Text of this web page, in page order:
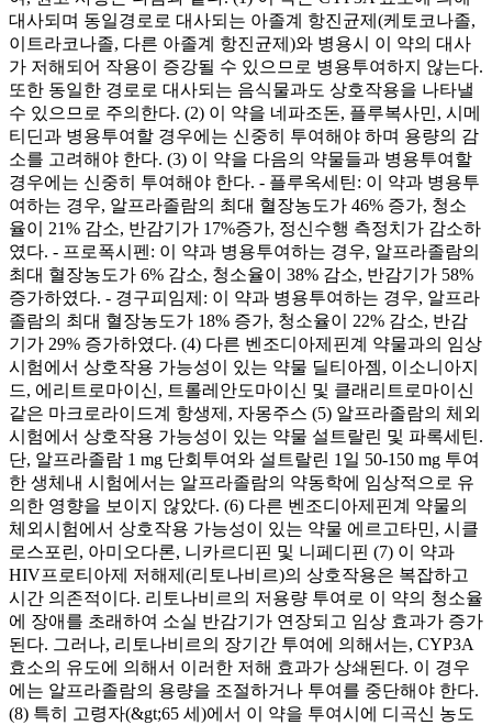
대사되며 동일경로로 대사되는 아졸계 항진균제(케토코나졸,
이트라코나졸, 다른 아졸계 항진균제)와 병용시 이 약의 대사
가 저해되어 작용이 증강될 수 있으므로 병용투여하지 않는다.
또한 동일한 경로로 대사되는 음식물과도 상호작용을 나타낼
수 있으므로 주의한다. (2) 이 약을 네파조돈, 플루복사민, 시메
티딘과 병용투여할 경우에는 신중히 투여해야 하며 용량의 감
소를 고려해야 한다. (3) 이 약을 다음의 약물들과 병용투여할
경우에는 신중히 투여해야 한다. - 플루옥세틴: 이 약과 병용투
여하는 경우, 알프라졸람의 최대 혈장농도가 46% 증가, 청소
율이 21% 감소, 반감기가 17%증가, 정신수행 측정치가 감소하
였다. - 프로폭시펜: 이 약과 병용투여하는 경우, 알프라졸람의
최대 혈장농도가 6% 감소, 청소율이 38% 감소, 반감기가 58%
증가하였다. - 경구피임제: 이 약과 병용투여하는 경우, 알프라
졸람의 최대 혈장농도가 18% 증가, 청소율이 22% 감소, 반감
기가 29% 증가하였다. (4) 다른 벤조디아제핀계 약물과의 임상
시험에서 상호작용 가능성이 있는 약물 딜티아젬, 이소니아지
드, 에리트로마이신, 트롤레안도마이신 및 클래리트로마이신
같은 마크로라이드계 항생제, 자몽주스 (5) 알프라졸람의 체외
시험에서 상호작용 가능성이 있는 약물 설트랄린 및 파록세틴.
단, 알프라졸람 1 mg 단회투여와 설트랄린 1일 50-150 mg 투여
한 생체내 시험에서는 알프라졸람의 약동학에 임상적으로 유
의한 영향을 보이지 않았다. (6) 다른 벤조디아제핀계 약물의
체외시험에서 상호작용 가능성이 있는 약물 에르고타민, 시클
로스포린, 아미오다론, 니카르디핀 및 니페디핀 (7) 이 약과
HIV프로티아제 저해제(리토나비르)의 상호작용은 복잡하고
시간 의존적이다. 리토나비르의 저용량 투여로 이 약의 청소율
에 장애를 초래하여 소실 반감기가 연장되고 임상 효과가 증가
된다. 그러나, 리토나비르의 장기간 투여에 의해서는, CYP3A
효소의 유도에 의해서 이러한 저해 효과가 상쇄된다. 이 경우
에는 알프라졸람의 용량을 조절하거나 투여를 중단해야 한다.
(8) 특히 고령자(&gt;65 세)에서 이 약을 투여시에 디곡신 농도